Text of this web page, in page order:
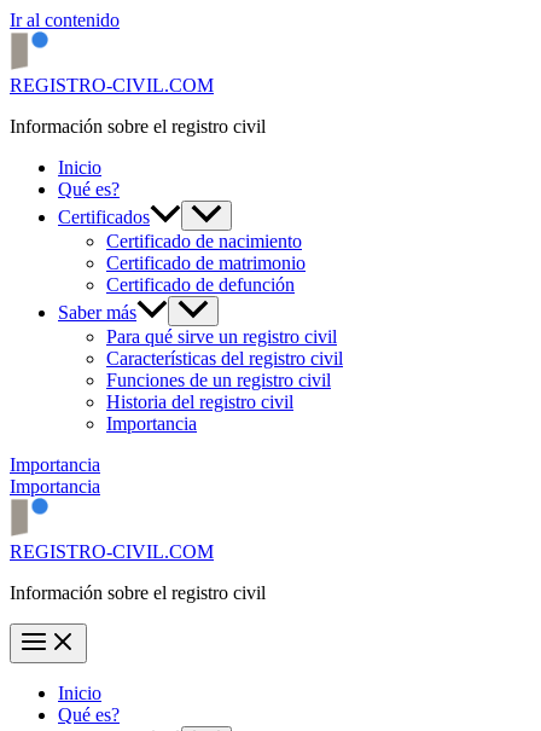
Ir al contenido
REGISTRO-CIVIL.COM
Información sobre el registro civil
Inicio
Qué es?
Certificados
Certificado de nacimiento
Certificado de matrimonio
Certificado de defunción
Saber más
Para qué sirve un registro civil
Características del registro civil
Funciones de un registro civil
Historia del registro civil
Importancia
Importancia
Importancia
REGISTRO-CIVIL.COM
Información sobre el registro civil
Inicio
Qué es?